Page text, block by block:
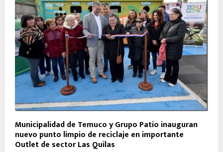
Municipalidad de Temuco y Grupo Patio inauguran
nuevo punto limpio de reciclaje en importante
Outlet de sector Las Quilas